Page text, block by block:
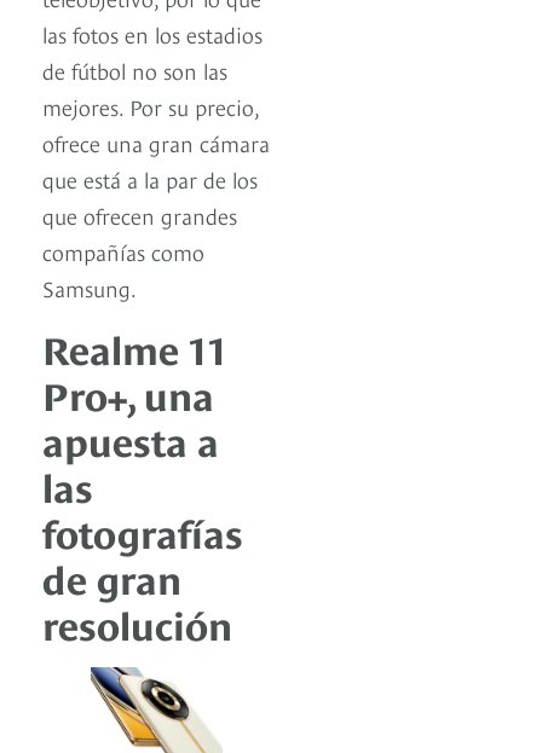
las fotos en los estadios
de fútbol no son las
mejores. Por su precio,
ofrece una gran cámara
que está a la par de los
que ofrecen grandes
compañías como
Samsung.
Realme 11
Pro+, una
apuesta a
las
fotografías
de gran
resolución